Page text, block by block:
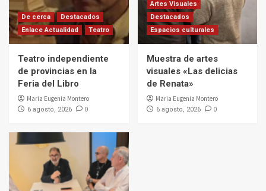
De cerca
Destacados
Enlace Actualidad
Teatro
Teatro independiente
de provincias en la
Feria del Libro
Maria Eugenia Montero
6 agosto, 2026 0
Artes Visuales
Destacados
Espacios culturales
Muestra de artes
visuales «Las delicias
de Renata»
Maria Eugenia Montero
6 agosto, 2026 0